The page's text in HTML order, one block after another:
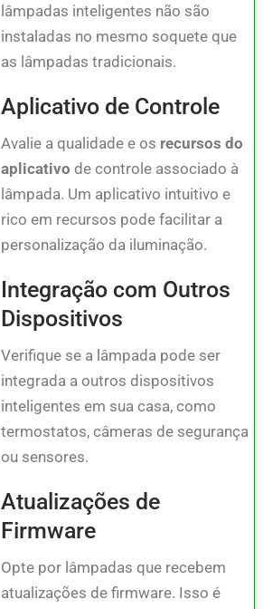
lâmpadas inteligentes não são
instaladas no mesmo soquete que
as lâmpadas tradicionais.
Aplicativo de Controle
Avalie a qualidade e os recursos do
aplicativo de controle associado à
lâmpada. Um aplicativo intuitivo e
rico em recursos pode facilitar a
personalização da iluminação.
Integração com Outros
Dispositivos
Verifique se a lâmpada pode ser
integrada a outros dispositivos
inteligentes em sua casa, como
termostatos, câmeras de segurança
ou sensores.
Atualizações de
Firmware
Opte por lâmpadas que recebem
atualizações de firmware. Isso é